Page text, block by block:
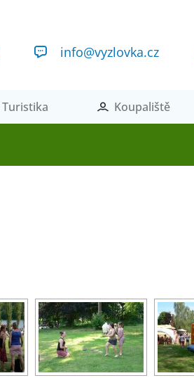
info@vyzlovka.cz
Turistika Koupaliště